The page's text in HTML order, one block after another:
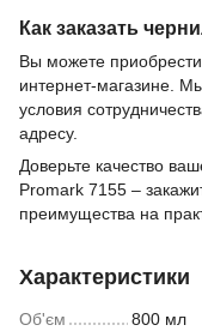
Как заказать
Вы можете
интернет-магазине.
условия
адресу.
Доверьте качество
Promark 7155 –
преимущества на
Характеристики
Об'єм 800 мл